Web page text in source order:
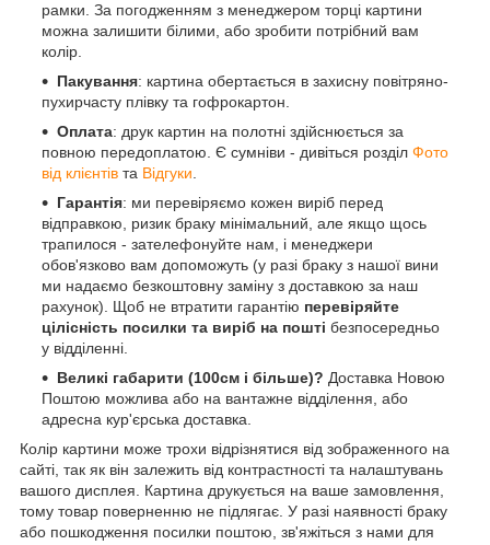
рамки. За погодженням з менеджером торці картини
можна залишити білими, або зробити потрібний вам
колір.
Пакування: картина обертається в захисну повітряно-
пухирчасту плівку та гофрокартон.
Оплата: друк картин на полотні здійснюється за
повною передоплатою. Є сумніви - дивіться розділ Фото
від клієнтів та Відгуки.
Гарантія: ми перевіряємо кожен виріб перед
відправкою, ризик браку мінімальний, але якщо щось
трапилося - зателефонуйте нам, і менеджери
обов'язково вам допоможуть (у разі браку з нашої вини
ми надаємо безкоштовну заміну з доставкою за наш
рахунок). Щоб не втратити гарантію перевіряйте
цілісність посилки та виріб на пошті безпосередньо
у відділенні.
Великі габарити (100см і більше)? Доставка Новою
Поштою можлива або на вантажне відділення, або
адресна кур'єрська доставка.
Колір картини може трохи відрізнятися від зображенного на
сайті, так як він залежить від контрастності та налаштувань
вашого дисплея. Картина друкується на ваше замовлення,
тому товар поверненню не підлягає. У разі наявності браку
або пошкодження посилки поштою, зв'яжіться з нами для